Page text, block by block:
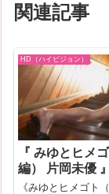
関連記事
HD（ハイビジョン）
『 みゆとヒメ
編） 片岡未優 』
《みゆとヒメゴト